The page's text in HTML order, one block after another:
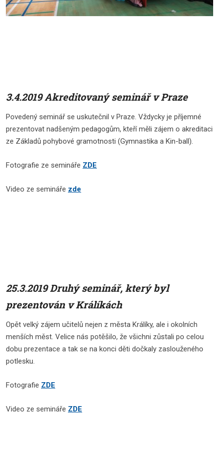
3.4.2019 Akreditovaný seminář v Praze
Povedený seminář se uskutečnil v Praze. Vždycky je příjemné
prezentovat nadšeným pedagogům, kteří měli zájem o akreditaci
ze Základů pohybové gramotnosti (Gymnastika a Kin-ball).
Fotografie ze semináře ZDE
Video ze semináře zde
25.3.2019 Druhý seminář, který byl
prezentován v Králíkách
Opět velký zájem učitelů nejen z města Králíky, ale i okolních
menších měst. Velice nás potěšilo, že všichni zůstali po celou
dobu prezentace a tak se na konci děti dočkaly zaslouženého
potlesku.
Fotografie ZDE
Video ze semináře ZDE